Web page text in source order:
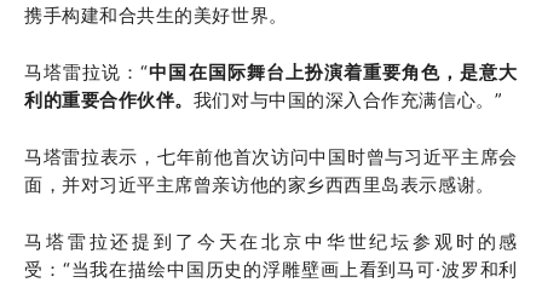
携手构建和合共生的美好世界。
马塔雷拉说：“中国在国际舞台上扮演着重要角色，是意大
利的重要合作伙伴。 我们对与中国的深入合作充满信心。”
马塔雷拉表示，七年前他首次访问中国时曾与习近平主席会
面，并对习近平主席曾亲访他的家乡西西里岛表示感谢。
马塔雷拉还提到了今天在北京中华世纪坛参观时的感
受：“当我在描绘中国历史的浮雕壁画上看到马可·波罗和利